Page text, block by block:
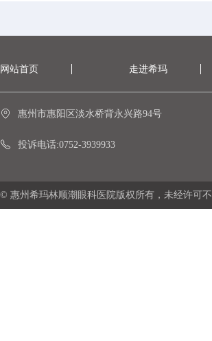
网站首页 走进希玛
惠州市惠阳区淡水桥背永兴路94号
投诉电话:0752-3939933
© 惠州希玛林顺潮眼科医院版权所有，未经许可不